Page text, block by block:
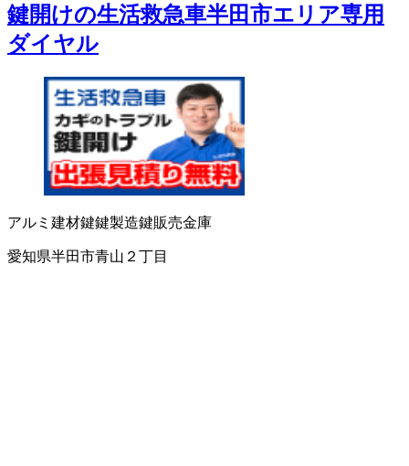
鍵開けの生活救急車半田市エリア専用
ダイヤル
アルミ建材鍵鍵製造鍵販売金庫
愛知県半田市青山２丁目